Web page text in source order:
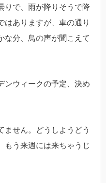
りで、雨が降りそうで降
はありますが、車の通り
な分、鳥の声が聞こえて
ンウィークの予定、決め
せん。どうしようどう
もう来週には来ちゃうじ